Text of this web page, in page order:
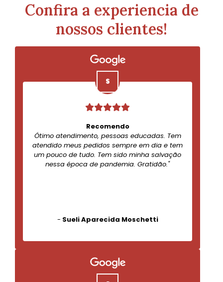
Confira a experiencia de
nossos clientes!
Recomendo
Ótimo atendimento, pessoas educadas. Tem
atendido meus pedidos sempre em dia e tem
um pouco de tudo. Tem sido minha salvação
nessa época de pandemia. Gratidão."
- Sueli Aparecida Moschetti